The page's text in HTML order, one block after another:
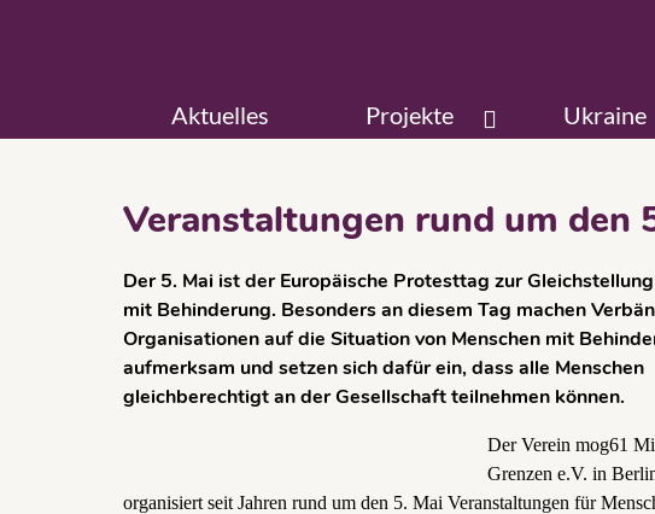
Aktuelles Projekte Ukraine
Veranstaltungen rund um den
Der 5. Mai ist der Europäische Protesttag zur
mit Behinderung. Besonders an diesem Tag machen
Organisationen auf die Situation von Menschen mit
aufmerksam und setzen sich dafür ein, dass alle Menschen
gleichberechtigt an der Gesellschaft teilnehmen können.
Der Verein mog61
Grenzen e.V. in
organisiert seit Jahren rund um den 5. Mai Veranstaltungen für